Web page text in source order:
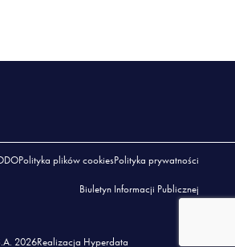
Polityka plików cookiesPolityka prywatności
Biuletyn Informacji Publicznej
2026Realizacja Hyperdata